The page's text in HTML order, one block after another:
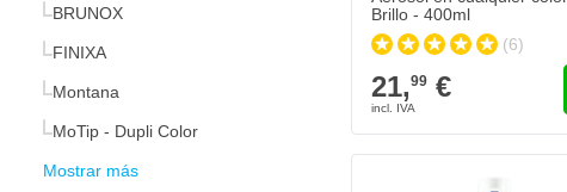
BRUNOX
FINIXA
Montana
MoTip - Dupli Color
Mostrar más
Brillo - 400ml
(6)
21,99€